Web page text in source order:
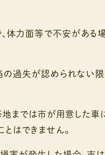
体力面等で不安がある
過失が認められない
までは市が用意した車
はできません。